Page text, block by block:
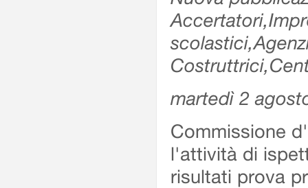
martedì 2
Commissione
l'attività di
risultati prova